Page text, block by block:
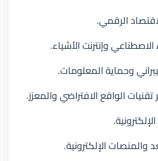
الرقمي.
وإنترنت الأشياء.
وحماية المعلومات.
الواقع الافتراضي والمعزز.
والمنصات الإلكترونية.